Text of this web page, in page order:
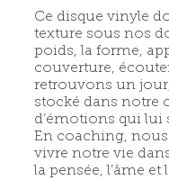
Ce disque vinyle
texture sous nos
poids, la forme,
couverture,
retrouvons un
stocké dans notre
d’émotions qui lui
En coaching,
vivre notre vie
la pensée, l’âme et